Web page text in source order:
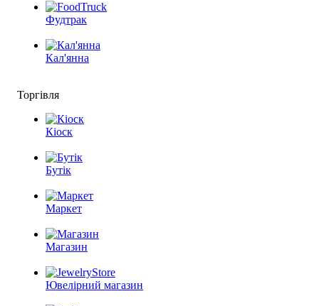
Фудтрак
Кал'янна
Торгівля
Кіоск
Бутік
Маркет
Магазин
Ювелірний магазин